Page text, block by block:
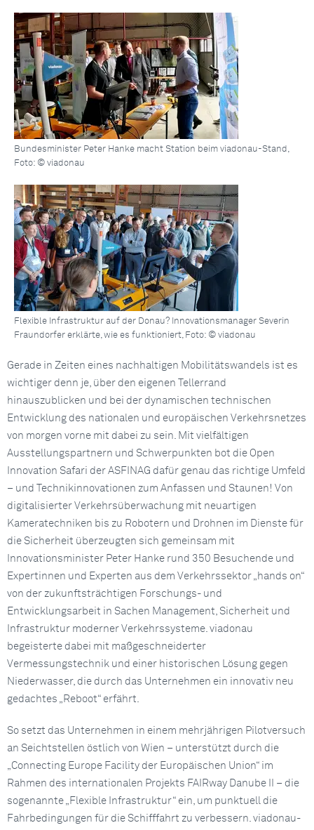
Bundesminister Peter Hanke macht Station beim viadonau-Stand,
Foto: © viadonau
Flexible Infrastruktur auf der Donau? Innovationsmanager Severin
Fraundorfer erklärte, wie es funktioniert, Foto: © viadonau
Gerade in Zeiten eines nachhaltigen Mobilitätswandels ist es
wichtiger denn je, über den eigenen Tellerrand
hinauszublicken und bei der dynamischen technischen
Entwicklung des nationalen und europäischen Verkehrsnetzes
von morgen vorne mit dabei zu sein. Mit vielfältigen
Ausstellungspartnern und Schwerpunkten bot die Open
Innovation Safari der ASFINAG dafür genau das richtige Umfeld
– und Technikinnovationen zum Anfassen und Staunen! Von
digitalisierter Verkehrsüberwachung mit neuartigen
Kameratechniken bis zu Robotern und Drohnen im Dienste für
die Sicherheit überzeugten sich gemeinsam mit
Innovationsminister Peter Hanke rund 350 Besuchende und
Expertinnen und Experten aus dem Verkehrssektor „hands on“
von der zukunftsträchtigen Forschungs- und
Entwicklungsarbeit in Sachen Management, Sicherheit und
Infrastruktur moderner Verkehrssysteme. viadonau
begeisterte dabei mit maßgeschneiderter
Vermessungstechnik und einer historischen Lösung gegen
Niederwasser, die durch das Unternehmen ein innovativ neu
gedachtes „Reboot“ erfährt.
So setzt das Unternehmen in einem mehrjährigen Pilotversuch
an Seichtstellen östlich von Wien – unterstützt durch die
„Connecting Europe Facility der Europäischen Union“ im
Rahmen des internationalen Projekts FAIRway Danube II – die
sogenannte „Flexible Infrastruktur“ ein, um punktuell die
Fahrbedingungen für die Schifffahrt zu verbessern. viadonau-